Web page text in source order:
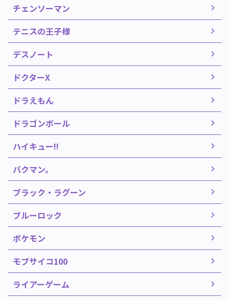
チェンソーマン
テニスの王子様
デスノート
ドクターX
ドラえもん
ドラゴンボール
ハイキュー!!
バクマン。
ブラック・ラグーン
ブルーロック
ポケモン
モブサイコ100
ライアーゲーム